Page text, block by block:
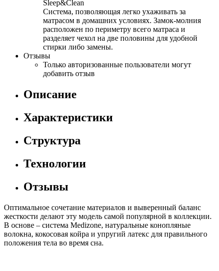
Sleep&Clean
Система, позволяющая легко ухаживать за
матрасом в домашних условиях. Замок-молния
расположен по периметру всего матраса и
разделяет чехол на две половины для удобной
стирки либо замены.
Отзывы
Только авторизованные пользователи могут
добавить отзыв
Описание
Характеристики
Структура
Технологии
Отзывы
Оптимальное сочетание материалов и выверенный баланс
жесткости делают эту модель самой популярной в коллекции.
В основе – система Medizone, натуральные конопляные
волокна, кокосовая койра и упругий латекс для правильного
положения тела во время сна.